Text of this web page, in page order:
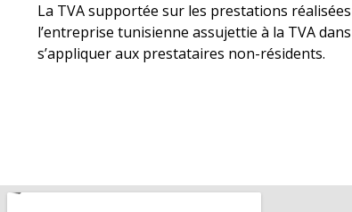
La TVA supportée sur les prestations
l’entreprise tunisienne assujettie à la TVA
s’appliquer aux prestataires non-résidents.